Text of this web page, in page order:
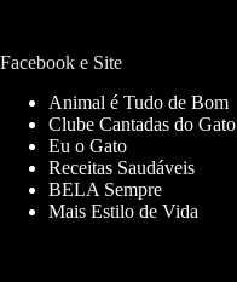
Facebook e Site
Animal é Tudo de Bom
Clube Cantadas do Gato
Eu o Gato
Receitas Saudáveis
BELA Sempre
Mais Estilo de Vida